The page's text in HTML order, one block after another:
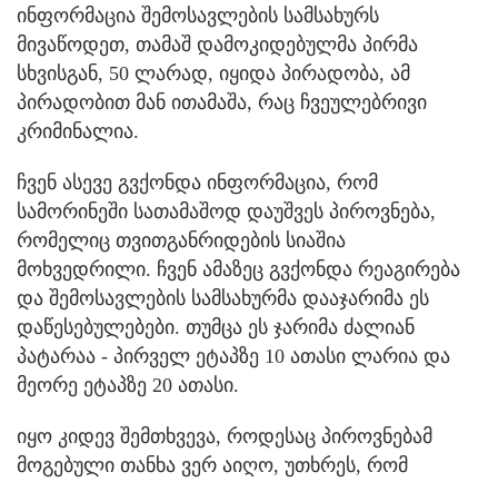
ინფორმაცია შემოსავლების სამსახურს
მივაწოდეთ, თამაშ დამოკიდებულმა პირმა
სხვისგან, 50 ლარად, იყიდა პირადობა, ამ
პირადობით მან ითამაშა, რაც ჩვეულებრივი
კრიმინალია.
ჩვენ ასევე გვქონდა ინფორმაცია, რომ
სამორინეში სათამაშოდ დაუშვეს პიროვნება,
რომელიც თვითგანრიდების სიაშია
მოხვედრილი. ჩვენ ამაზეც გვქონდა რეაგირება
და შემოსავლების სამსახურმა დააჯარიმა ეს
დაწესებულებები. თუმცა ეს ჯარიმა ძალიან
პატარაა - პირველ ეტაპზე 10 ათასი ლარია და
მეორე ეტაპზე 20 ათასი.
იყო კიდევ შემთხვევა, როდესაც პიროვნებამ
მოგებული თანხა ვერ აიღო, უთხრეს, რომ